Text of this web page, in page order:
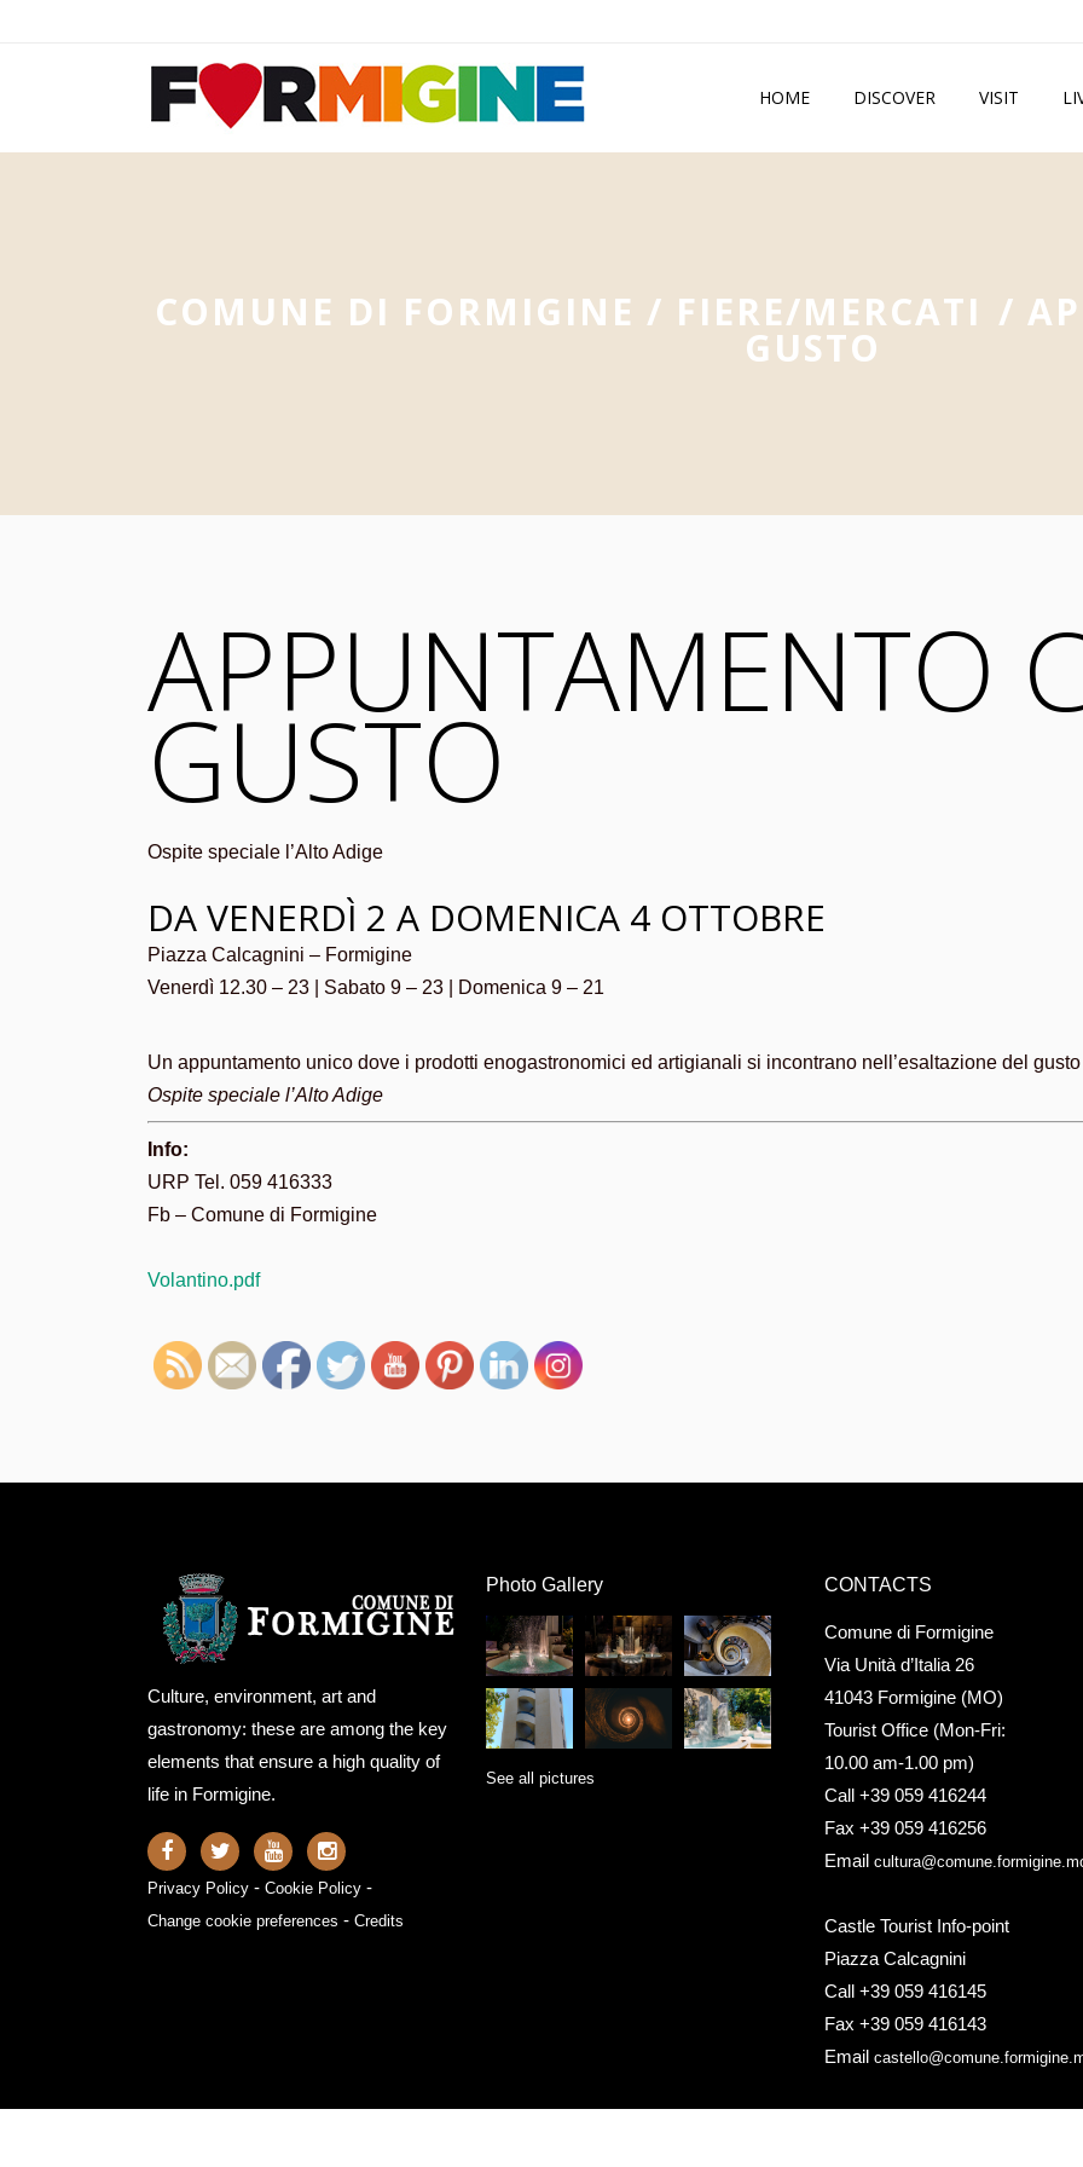
HOME DISCOVER VISIT
COMUNE DI FORMIGINE / FIERE/MERCATI /
GUSTO
APPUNTAMENTO
GUSTO
Ospite speciale l’Alto Adige
DA VENERDÌ 2 A DOMENICA 4 OTTOBRE
Piazza Calcagnini – Formigine
Venerdì 12.30 – 23 | Sabato 9 – 23 | Domenica 9 – 21
Un appuntamento unico dove i prodotti enogastronomici ed artigianali si incontrano nell’esaltazione del gusto
Ospite speciale l’Alto Adige
Info:
URP Tel. 059 416333
Fb – Comune di Formigine
Volantino.pdf
Culture, environment, art and
gastronomy: these are among the key
elements that ensure a high quality of
life in Formigine.
Privacy Policy - Cookie Policy -
Change cookie preferences - Credits
Photo Gallery
See all pictures
CONTACTS
Comune di Formigine
Via Unità d’Italia 26
41043 Formigine (MO)
Tourist Office (Mon-Fri:
10.00 am-1.00 pm)
Call +39 059 416244
Fax +39 059 416256
Email
Castle Tourist Info-point
Piazza Calcagnini
Call +39 059 416145
Fax +39 059 416143
Email